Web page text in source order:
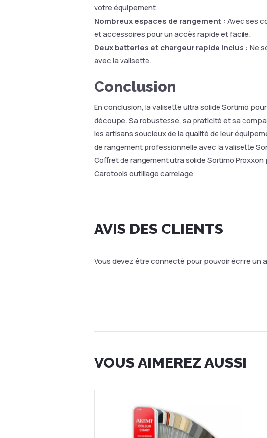
votre équipement.
Nombreux espaces de rangement : Avec ses
et accessoires pour un accès rapide et facile.
Deux batteries et chargeur rapide inclus : Ne
avec la valisette.
Conclusion
En conclusion, la valisette ultra solide Sortimo
découpe. Sa robustesse, sa praticité et sa
les artisans soucieux de la qualité de leur
de rangement professionnelle avec la valisette
Coffret de rangement utra solide Sortimo Proxxon
Carotools outillage carrelage
AVIS DES CLIENTS
Vous devez être connecté pour pouvoir écrire un
VOUS AIMEREZ AUSSI